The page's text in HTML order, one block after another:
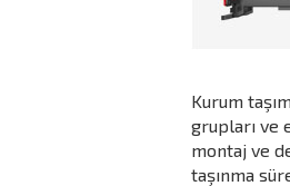
Kurum
grupları ve
montaj ve
taşınma